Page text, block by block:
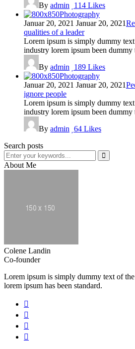
By admin 114 Likes
Photography
Januar 20, 2021 Januar 20, 2021
qualities of a leader
Lorem ipsum is simply dummy
industry lorem ipsum been
By admin 189 Likes
Photography
Januar 20, 2021 Januar 20, 2021
ignore people
Lorem ipsum is simply dummy
industry lorem ipsum been
By admin 64 Likes
Search posts
About Me
Colene Landin
Co-founder
Lorem ipsum is simply dummy text of
lorem ipsum has been standard.